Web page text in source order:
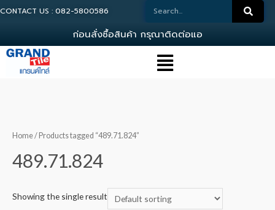
CONTACT US : 082-5800586
อนสงซอสนคา ก รณาตดตอแอด
Home/ Products tagged “489.71.824”
489.71.824
Showing the single result